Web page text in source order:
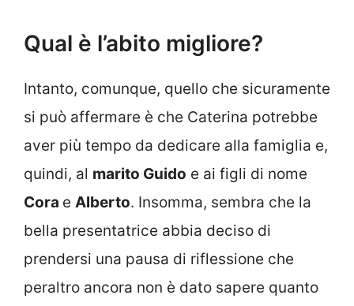
Qual è l’abito migliore?
Intanto, comunque, quello che sicuramente
si può affermare è che Caterina potrebbe
aver più tempo da dedicare alla famiglia e,
quindi, al marito Guido e ai figli di nome
Cora e Alberto. Insomma, sembra che la
bella presentatrice abbia deciso di
prendersi una pausa di riflessione che
peraltro ancora non è dato sapere quanto